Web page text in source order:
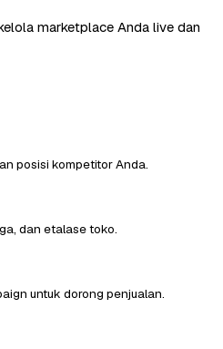
marketplace Anda live dan
posisi kompetitor Anda.
dan etalase toko.
untuk dorong penjualan.